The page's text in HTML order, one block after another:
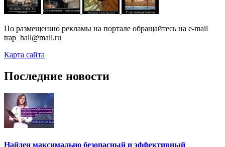
По размещению рекламы на портале обращайтесь на e-mail
trap_hall@mail.ru
Карта сайта
Последние новости
Найден максимально безопасный и эффективный